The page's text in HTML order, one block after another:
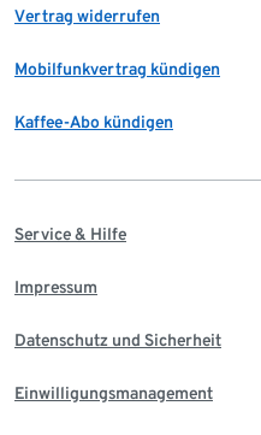
Vertrag widerrufen
Mobilfunkvertrag kündigen
Kaffee-Abo kündigen
Service & Hilfe
Impressum
Datenschutz und Sicherheit
Einwilligungsmanagement